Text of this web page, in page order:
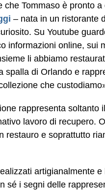
che Tommaso è pronto
– nata in un ristorante
Su Youtube
informazioni online, sui
li abbiamo
spalla di Orlando e
che
rappresenta
lavoro di recupero.
restauro e soprattutto
artigianalmente
sé i segni delle